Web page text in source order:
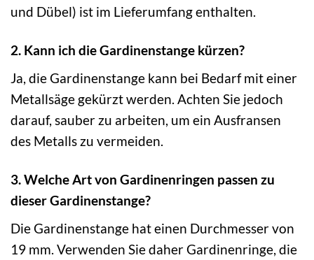
und Dübel) ist im Lieferumfang enthalten.
2. Kann ich die Gardinenstange kürzen?
Ja, die Gardinenstange kann bei Bedarf mit einer
Metallsäge gekürzt werden. Achten Sie jedoch
darauf, sauber zu arbeiten, um ein Ausfransen
des Metalls zu vermeiden.
3. Welche Art von Gardinenringen passen zu
dieser Gardinenstange?
Die Gardinenstange hat einen Durchmesser von
19 mm. Verwenden Sie daher Gardinenringe, die